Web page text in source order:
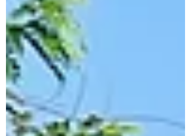
主共和国を中心に、保健省から保健センタ
ー、さらにコミュニティ（村落）レベルまで
をつなぐAI搭載統合型UHCプラットフォー
ムの実証を実施します。 本プラットフォー
ムは、AI超音波を活用した妊婦健診支援や、
成果連動型資金管理（PBF）データの監査と
連動した保健財政の最適配分を中核機能とし
ます。これらを通じて、現場で収集される高
品質かつ信頼性の高い保健データを基盤に、
母子保健を含む保健データの統合・可視化、